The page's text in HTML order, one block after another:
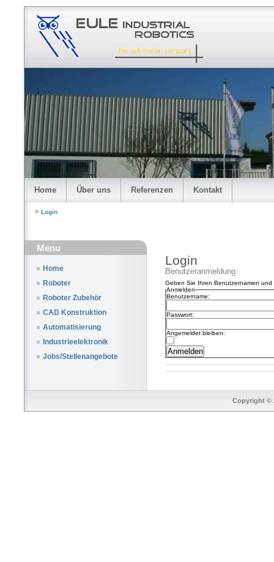
Home Über uns Referenzen Kontakt
Login
Menu
Home
Roboter
Roboter Zubehör
CAD Konstruktion
Automatisierung
Industrieelektronik
Jobs/Stellenangebote
Login
Benutzeranmeldung
Geben Sie Ihren Benutzernamen
Anmelden
Benutzername:
Passwort:
Angemeldet bleiben:
Copyright ©